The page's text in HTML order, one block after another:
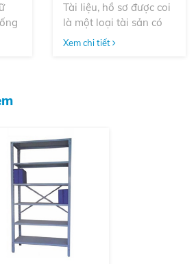
Tài liệu, hồ sơ được coi
là một loại tài sản có
giá trị như những tài
Xem chi tiết